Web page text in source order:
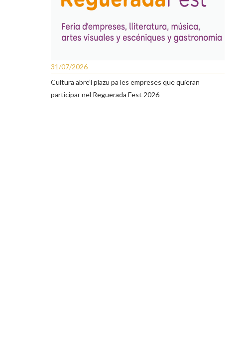
31/07/2026
Cultura abre’l plazu pa les empreses que quieran
participar nel Reguerada Fest 2026